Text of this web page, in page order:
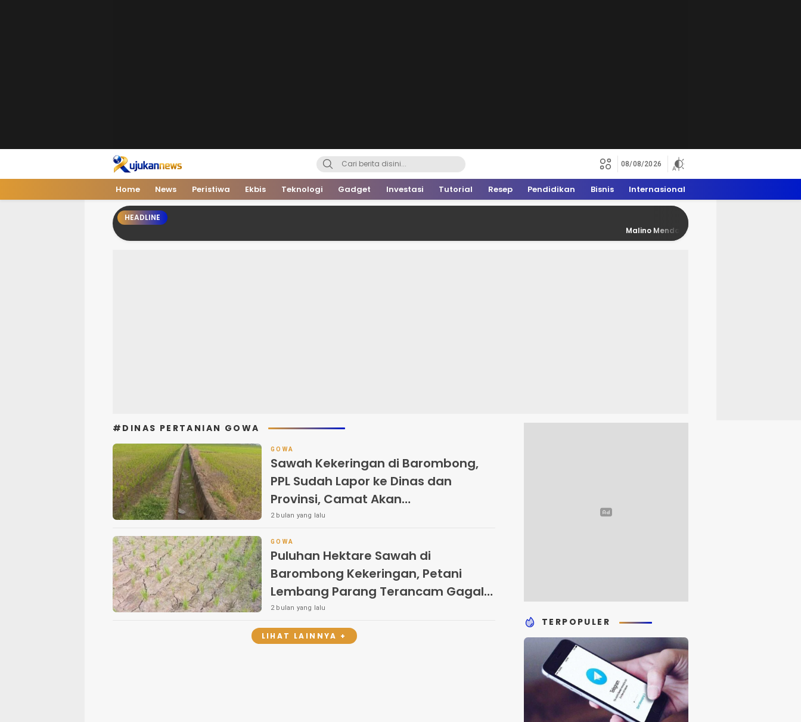
Rujukan News
Satu Rujukan Sejuta Informasi
08/08/2026
Home News Peristiwa Ekbis Teknologi Gadget Investasi Tutorial Resep Pendidikan Bisnis Internasional
HEADLINE
Malino Mendadak Penuh Rider Trail, WAM 2026
#DINAS PERTANIAN GOWA
GOWA
Sawah Kekeringan di Barombong,
PPL Sudah Lapor ke Dinas dan
Provinsi, Camat Akan
Komunikasikan ke Dinas Pertanian
2 bulan yang lalu
GOWA
Puluhan Hektare Sawah di
Barombong Kekeringan, Petani
Lembang Parang Terancam Gagal
Panen
2 bulan yang lalu
LIHAT LAINNYA +
TERPOPULER